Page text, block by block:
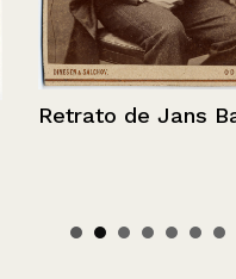
Retrato de Jans Bang.